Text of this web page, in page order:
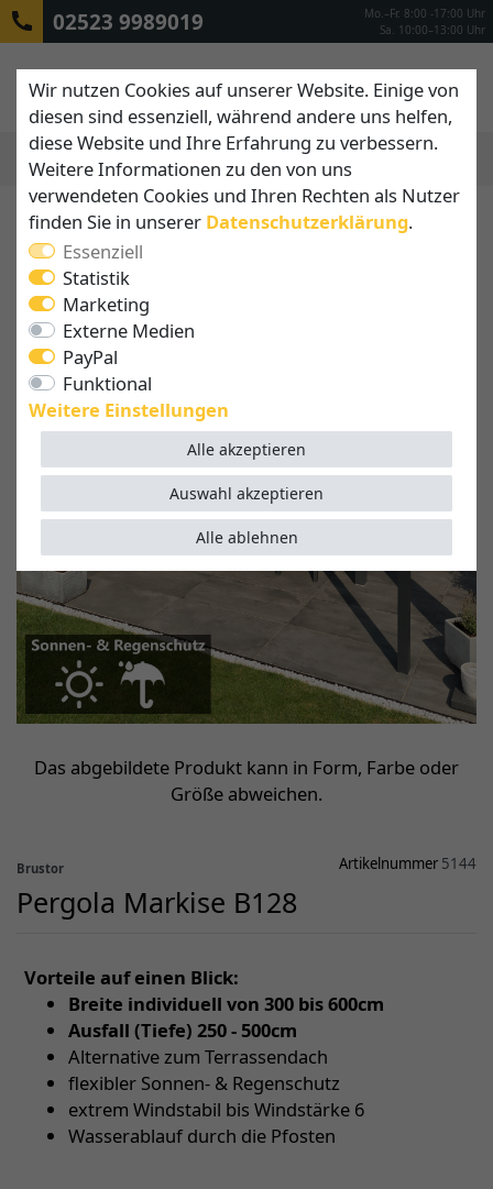
02523 9989019
Mo.–Fr. 8:00 -17:00 Uhr
Sa. 10:00–13:00 Uhr
Das abgebildete Produkt kann in Form, Farbe oder
Größe abweichen.
Brustor Artikelnummer 5144
Pergola Markise B128
Vorteile auf einen Blick:
Breite individuell von 300 bis 600cm
Ausfall (Tiefe) 250 - 500cm
Alternative zum Terrassendach
flexibler Sonnen- & Regenschutz
extrem Windstabil bis Windstärke 6
Wasserablauf durch die Pfosten
Wir nutzen Cookies auf unserer Website. Einige von
diesen sind essenziell, während andere uns helfen,
diese Website und Ihre Erfahrung zu verbessern.
Weitere Informationen zu den von uns
verwendeten Cookies und Ihren Rechten als Nutzer
finden Sie in unserer Daten­schutz­erklärung.
Essenziell
Statistik
Marketing
Externe Medien
PayPal
Funktional
Weitere Einstellungen
Alle akzeptieren
Alle ablehnen
Auswahl akzeptieren